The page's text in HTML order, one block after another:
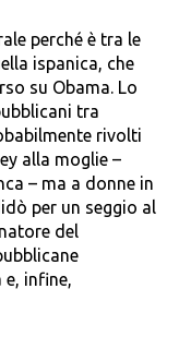
perché è tra le
ispanica, che
su Obama. Lo
tra
rivolti
alla moglie –
– ma a donne in
per un seggio al
del
infine,